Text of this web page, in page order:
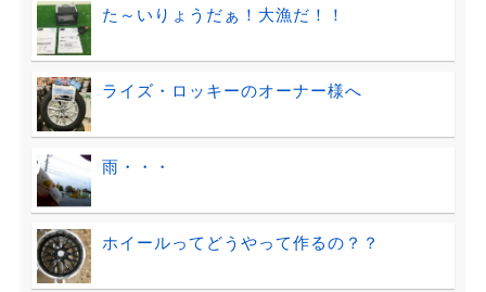
た～いりょうだぁ！大漁だ！！
ライズ・ロッキーのオーナー様へ
雨・・・
ホイールってどうやって作るの？？